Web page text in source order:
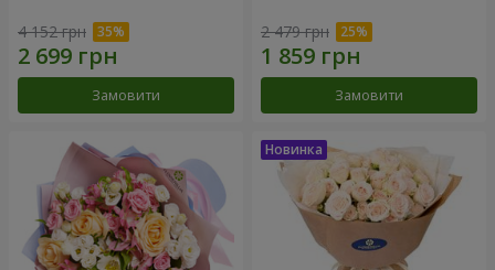
4 152 грн
Замовити
2 479 грн
Замовити